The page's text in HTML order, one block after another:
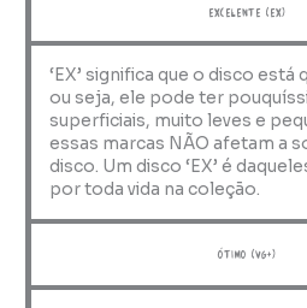
Excelente (EX)
‘EX’ significa que o disco
ou seja, ele pode ter
superficiais, muito leves e
essas marcas NÃO afetam a
disco. Um disco ‘EX’ é
por toda vida na coleção.
ótimo (VG+)